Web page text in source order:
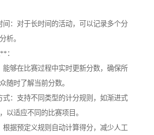
：对于长时间的活动，可以记录多个分
析。
：
够在比赛过程中实时更新分数，确保所
随时了解当前分数。
：支持不同类型的计分规则，如渐进式
以适应不同的比赛项目。
据预定义规则自动计算得分，减少人工